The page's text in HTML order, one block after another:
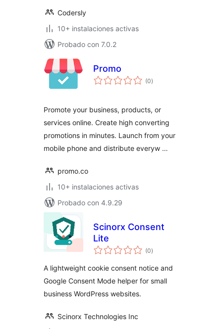
Codersly
10+ instalaciones activas
Probado con 7.0.2
Promo
(0total
de
)
Promote your business, products, or
services online. Create high converting
promotions in minutes. Launch from your
mobile phone and distribute everyw …
promo.co
10+ instalaciones activas
Probado con 4.9.29
Scinorx Consent
Lite
(0total
de
)
A lightweight cookie consent notice and
Google Consent Mode helper for small
business WordPress websites.
Scinorx Technologies Inc